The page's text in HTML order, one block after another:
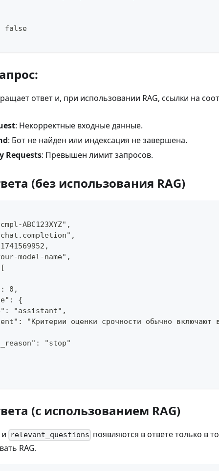
false
ответ и, при использовании RAG, ссылки на
: Некорректные входные данные.
: Бот не найден или индексация не завершена.
Requests: Превышен лимит запросов.
(без использования RAG)
ABC123XYZ",
model-name",
0,
{
"assistant",
"Критерии оценки срочности обычно
"stop"
(с использованием RAG)
и relevant_questions появляются в ответе только в
RAG.